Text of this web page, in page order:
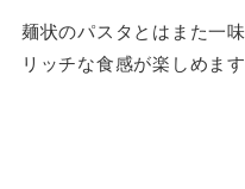
麺状のパスタとはまた一
リッチな食感が楽しめます